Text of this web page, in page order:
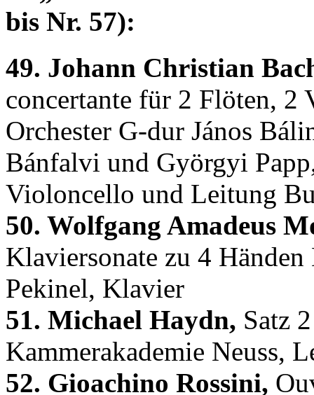
bis Nr. 57):
49. Johann Christian
concertante für 2 Flöten,
Orchester G-dur János
Bánfalvi und Györgyi
Violoncello und Leitung
50. Wolfgang Amadeus
Klaviersonate zu 4
Pekinel, Klavier
51. Michael Haydn, Satz
Kammerakademie Neuss,
52. Gioachino Rossini,